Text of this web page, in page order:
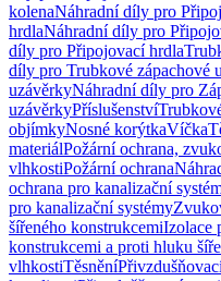
kolenaNáhradní díly pro
hrdlaNáhradní díly pro
díly pro Připojovací hrdla
díly pro Trubkové zápachové
uzávěrkyNáhradní díly pro
uzávěrkyPříslušenství
objímkyNosné korýtkaVíčka
materiálPožární ochrana,
vlhkostiPožární ochrana
ochrana pro kanalizační
pro kanalizační systémy
šířeného konstrukcemiIzolace
konstrukcemi a proti hluku
vlhkostiTěsnění